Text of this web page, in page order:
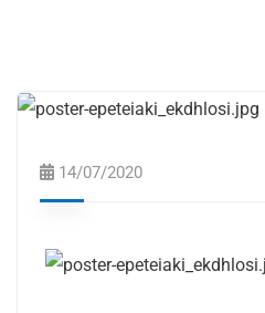
14/07/2020